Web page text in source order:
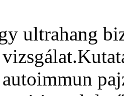
ultrahang
autoimmun